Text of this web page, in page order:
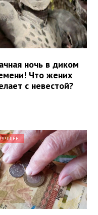
ночь в диком
Что жених
с невестой?